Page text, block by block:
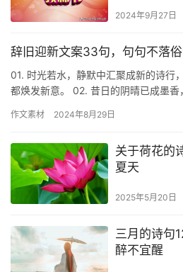
2024年9月27日
辞旧迎新文案33句，句句不落
01. 时光若水，静默中汇聚成新的诗行
都焕发新意。 02. 昔日的阴晴已成墨
作文素材 2024年8月29日
关于荷花的
夏天
2025年5月20日
三月的诗句
醉不宜醒